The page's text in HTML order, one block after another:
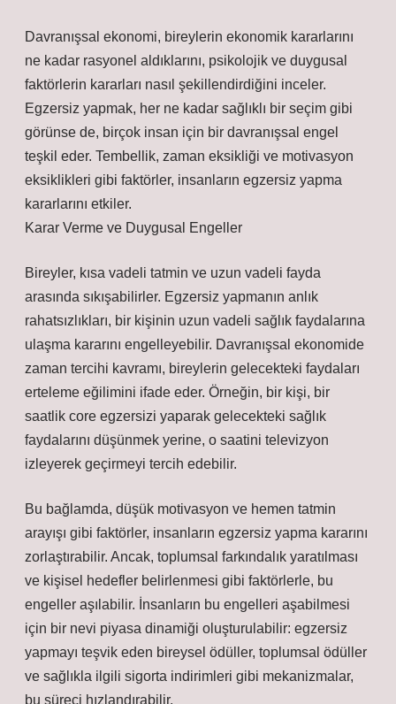
Davranışsal ekonomi, bireylerin ekonomik kararlarını
ne kadar rasyonel aldıklarını, psikolojik ve duygusal
faktörlerin kararları nasıl şekillendirdiğini inceler.
Egzersiz yapmak, her ne kadar sağlıklı bir seçim gibi
görünse de, birçok insan için bir davranışsal engel
teşkil eder. Tembellik, zaman eksikliği ve motivasyon
eksiklikleri gibi faktörler, insanların egzersiz yapma
kararlarını etkiler.
Karar Verme ve Duygusal Engeller
Bireyler, kısa vadeli tatmin ve uzun vadeli fayda
arasında sıkışabilirler. Egzersiz yapmanın anlık
rahatsızlıkları, bir kişinin uzun vadeli sağlık faydalarına
ulaşma kararını engelleyebilir. Davranışsal ekonomide
zaman tercihi kavramı, bireylerin gelecekteki faydaları
erteleme eğilimini ifade eder. Örneğin, bir kişi, bir
saatlik core egzersizi yaparak gelecekteki sağlık
faydalarını düşünmek yerine, o saatini televizyon
izleyerek geçirmeyi tercih edebilir.
Bu bağlamda, düşük motivasyon ve hemen tatmin
arayışı gibi faktörler, insanların egzersiz yapma kararını
zorlaştırabilir. Ancak, toplumsal farkındalık yaratılması
ve kişisel hedefler belirlenmesi gibi faktörlerle, bu
engeller aşılabilir. İnsanların bu engelleri aşabilmesi
için bir nevi piyasa dinamiği oluşturulabilir: egzersiz
yapmayı teşvik eden bireysel ödüller, toplumsal ödüller
ve sağlıkla ilgili sigorta indirimleri gibi mekanizmalar,
bu süreci hızlandırabilir.